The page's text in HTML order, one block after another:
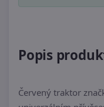
Popis
Červený traktor